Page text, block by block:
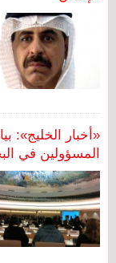
المسؤولين في